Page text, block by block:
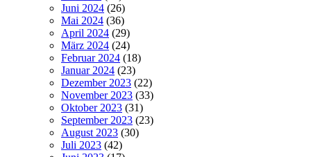
Juni 2024 (26)
Mai 2024 (36)
April 2024 (29)
März 2024 (24)
Februar 2024 (18)
Januar 2024 (23)
Dezember 2023 (22)
November 2023 (33)
Oktober 2023 (31)
September 2023 (23)
August 2023 (30)
Juli 2023 (42)